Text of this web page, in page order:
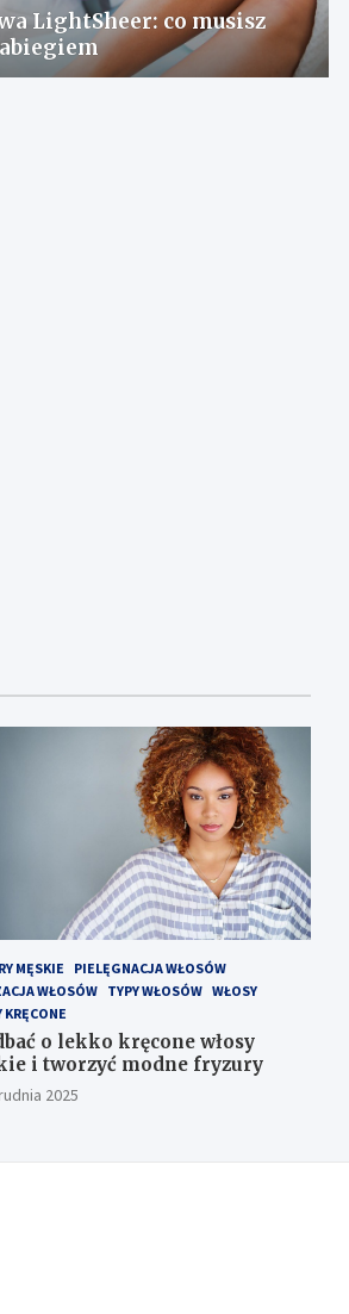
LightSheer: co musisz
MĘSKIE
PIELĘGNACJA WŁOSÓW
WŁOSÓW
TYPY WŁOSÓW WŁOSY
KRĘCONE
o lekko kręcone włosy
i tworzyć modne fryzury
2025